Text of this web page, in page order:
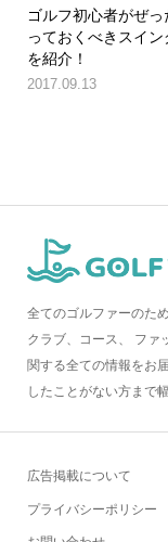
ゴルフ初心者がぜ
っておくべきスイ
を紹介！
2017.09.13
全てのゴルファーのた
クラブ、コース、 ファ
関する全ての情報をお
したことがない方まで
広告掲載について
プライバシーポリシー